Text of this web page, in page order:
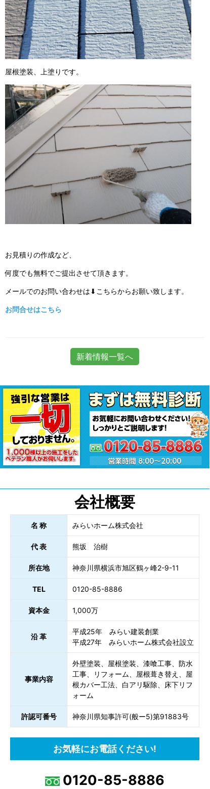
屋根塗装、上塗りです。
お見積りの作成など、
何度でも無料でご提出させて頂きます。
メールでのお問い合わせは⬇こちらからお願い致します。
お問合せはこちら
新着情報一覧へ
会社概要
名 称 みらいホーム株式会社
代 表 熊坂 治樹
所在地 神奈川県横浜市旭区鶴ヶ峰2-9-11
TEL 0120-85-8886
資本金 1,000万
沿 革
平成25年 みらい建装創業
平成27年 みらいホーム株式会社設立
事業内容
外壁塗装、屋根塗装、漆喰工事、防水
工事、リフォーム、屋根葺き替え、屋
根カバー工法、白アリ駆除、床下リフ
ォーム
許認可番号 神奈川県知事許可(般ー5)第91883号
お気軽にお電話ください!
0120-85-8886